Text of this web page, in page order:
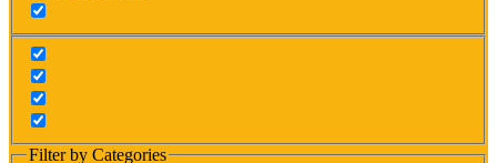
Filter by Categories